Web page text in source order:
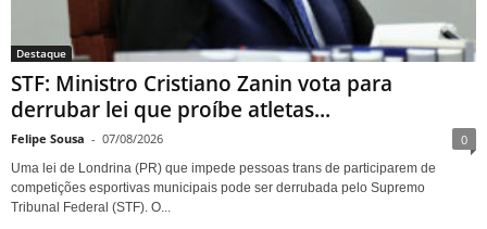
Destaque
STF: Ministro Cristiano Zanin vota para
derrubar lei que proíbe atletas...
Felipe Sousa - 07/08/2026 0
Uma lei de Londrina (PR) que impede pessoas trans de participarem de
competições esportivas municipais pode ser derrubada pelo Supremo
Tribunal Federal (STF). O...